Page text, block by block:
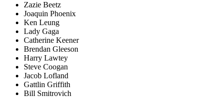
Zazie Beetz
Joaquin Phoenix
Ken Leung
Lady Gaga
Catherine Keener
Brendan Gleeson
Harry Lawtey
Steve Coogan
Jacob Lofland
Gattlin Griffith
Bill Smitrovich